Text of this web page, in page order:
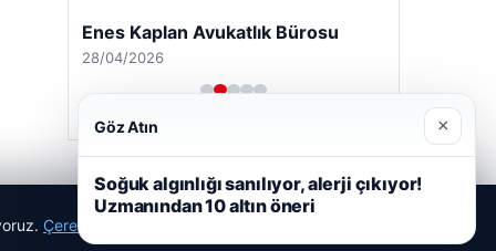
Enes Kaplan Avukatlık Bürosu
28/04/2026
Çerez Politikamız
Göz Atın ×
Soğuk algınlığı sanılıyor, alerji çıkıyor!
Uzmanından 10 altın öneri